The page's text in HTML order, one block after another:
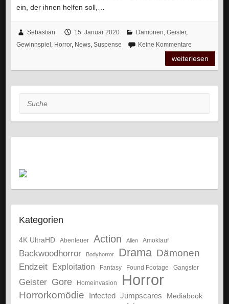
ein, der ihnen helfen soll,…
Sebastian 15. Januar 2020 Dämonen, Geister,
Gewinnspiel , Horror, News, Suspense Keine Kommentare
weiterlesen
Suche
Kategorien
4K UltraHD Abenteuer Action Alien Amoklauf
Backwoodhorror Bodyhorror Drama Dämonen
Endzeit Exploitation Fantasy Found Footage Gangster
Geister Gore Homeinvasion Horror
Horrorkomödie Infected Jumpscares Mediabook